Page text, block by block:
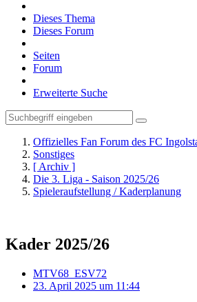
Dieses Thema
Dieses Forum
Seiten
Forum
Erweiterte Suche
Offizielles Fan Forum des FC
Sonstiges
[ Archiv ]
Die 3. Liga - Saison 2025/26
Spieleraufstellung / Kaderplanung
Kader 2025/26
MTV68_ESV72
23. April 2025 um 11:44